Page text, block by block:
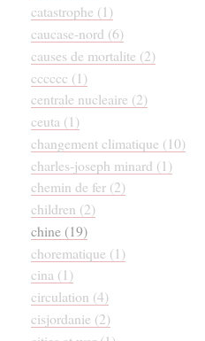
catastrophe (1)
caucase-nord (6)
causes de mortalite (2)
cccccc (1)
centrale nucleaire (2)
ceuta (1)
changement climatique (10)
charles-joseph minard (1)
chemin de fer (2)
children (2)
chine (19)
chorematique (1)
cina (1)
circulation (4)
cisjordanie (2)